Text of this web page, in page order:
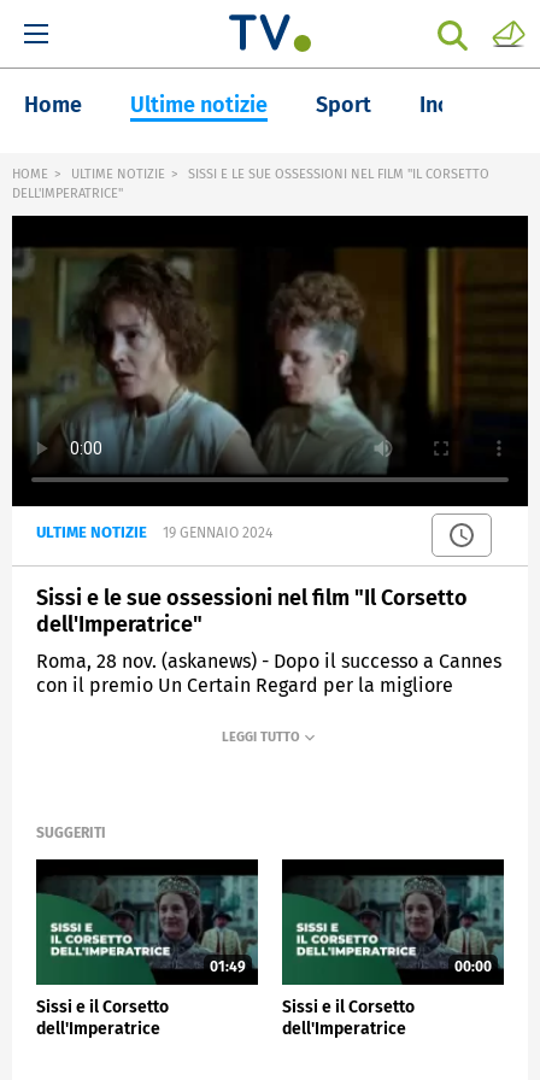
Home Ultime notizie Sport Inchieste
HOME ULTIME NOTIZIE
SISSI E LE SUE OSSESSIONI NEL FILM "IL CORSETTO
DELL'IMPERATRICE"
ULTIME NOTIZIE 19 GENNAIO 2024
Sissi e le sue ossessioni nel film "Il Corsetto
dell'Imperatrice"
Roma, 28 nov. (askanews) - Dopo il successo a Cannes
con il premio Un Certain Regard per la migliore
dicembre arriva nelle sale italiane "Il Corsetto
Miglior attrice).
Il corsetto è quello dell'imperatrice Elisabetta
d'Austria, ritratta in un modo completamente
diverso dalla Sissi di Romy Schneider. Vicky Krieps,
perfetta nel ruolo, interpreta una donna
ossessionata dal dover continuare ad apparire
bellissima dopo i 40 anni, che si fa stringere sempre
di più il corsetto misurando la sua magrezza e
cercando di sfuggire a una quotidianità che la rende
SUGGERITI
01:49
Sissi e il Corsetto
dell'Imperatrice
00:00
Sissi e il Corsetto
dell'Imperatrice